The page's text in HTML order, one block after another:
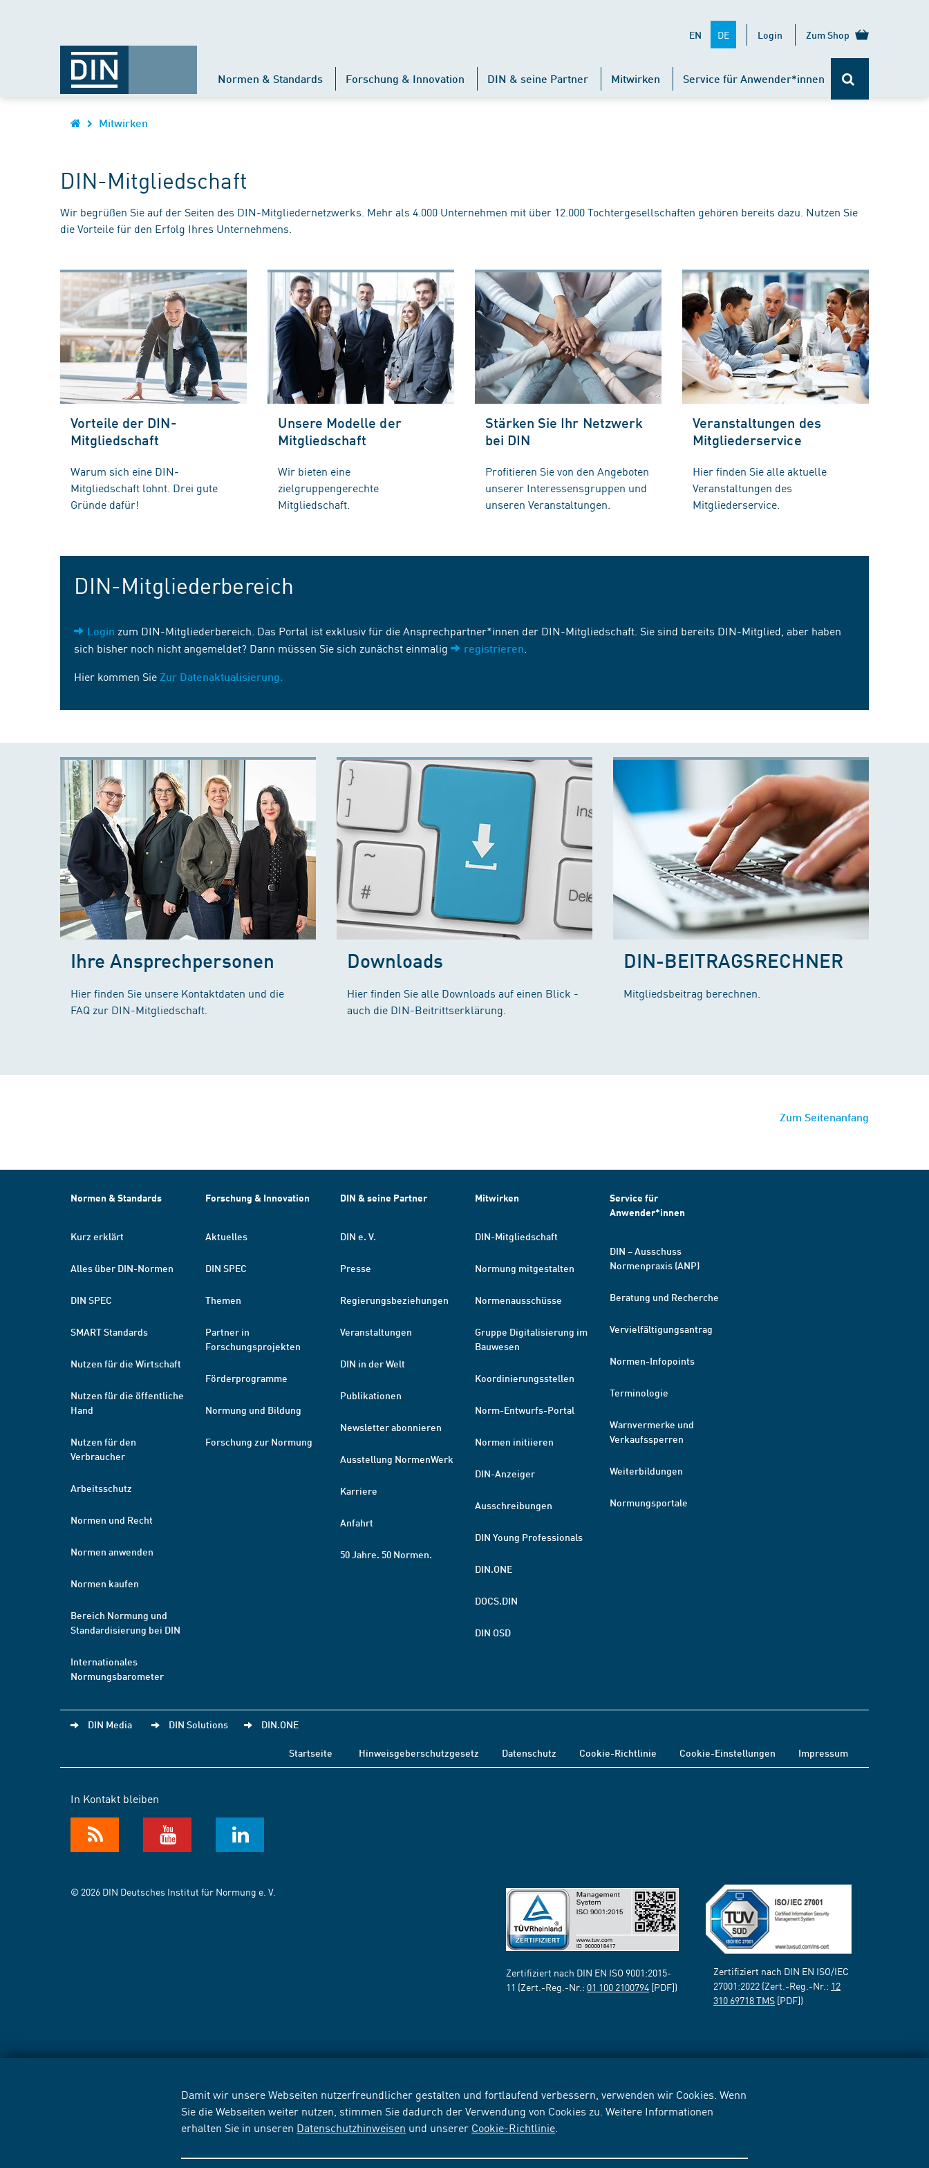
Damit wir unsere Webseiten nutzerfreundlicher gestalten und fortlaufend verbessern, verwenden wir Cookies. Wenn
Sie die Webseiten weiter nutzen, stimmen Sie dadurch der Verwendung von Cookies zu. Weitere Informationen
erhalten Sie in unseren Datenschutzhinweisen und unserer Cookie-Richtlinie
EN DE Login Zum Shop
Normen & Standards Forschung & Innovation DIN & seine Partner Mitwirken Service für Anwender*innen
Mitwirken
DIN-Mitgliedschaft
Wir begrüßen Sie auf der Seiten des DIN-Mitgliedernetzwerks. Mehr als 4.000 Unternehmen mit über 12.000 Tochtergesellschaften gehören bereits dazu. Nutzen Sie
die Vorteile für den Erfolg Ihres Unternehmens.
Vorteile der DIN-
Mitgliedschaft
Warum sich eine DIN-
Mitgliedschaft lohnt. Drei gute
Gründe dafür!
Unsere Modelle der
Mitgliedschaft
Wir bieten eine
zielgruppengerechte
Mitgliedschaft.
Stärken Sie Ihr Netzwerk
bei DIN
Profitieren Sie von den Angeboten
unserer Interessensgruppen und
unseren Veranstaltungen.
Veranstaltungen des
Mitgliederservice
Hier finden Sie alle aktuelle
Veranstaltungen des
Mitgliederservice.
DIN-Mitgliederbereich
Login zum DIN-Mitgliederbereich. Das Portal ist exklusiv für die Ansprechpartner*innen der DIN-Mitgliedschaft. Sie sind bereits DIN-Mitglied, aber haben
sich bisher noch nicht angemeldet? Dann müssen Sie sich zunächst einmalig
registrieren
Hier kommen Sie Zur Datenaktualisierung.
Ihre Ansprechpersonen
Hier finden Sie unsere Kontaktdaten und die
FAQ zur DIN-Mitgliedschaft.
Downloads
Hier finden Sie alle Downloads auf einen Blick -
auch die DIN-Beitrittserklärung.
DIN-BEITRAGSRECHNER
Mitgliedsbeitrag berechnen.
Zum Seitenanfang
Normen & Standards
Kurz erklärt
Alles über DIN-Normen
DIN SPEC
SMART Standards
Nutzen für die Wirtschaft
Nutzen für die öffentliche
Hand
Nutzen für den
Verbraucher
Arbeitsschutz
Normen und Recht
Normen anwenden
Normen kaufen
Bereich Normung und
Standardisierung bei DIN
Internationales
Normungsbarometer
Forschung & Innovation
Aktuelles
DIN SPEC
Themen
Partner in
Forschungsprojekten
Förderprogramme
Normung und Bildung
Forschung zur Normung
DIN & seine Partner
DIN e. V.
Presse
Regierungsbeziehungen
Veranstaltungen
DIN in der Welt
Publikationen
Newsletter abonnieren
Ausstellung NormenWerk
Karriere
Anfahrt
50 Jahre. 50 Normen.
Mitwirken
DIN-Mitgliedschaft
Normung mitgestalten
Normenausschüsse
Gruppe Digitalisierung im
Bauwesen
Koordinierungsstellen
Norm-Entwurfs-Portal
Normen initiieren
DIN-Anzeiger
Ausschreibungen
DIN Young Professionals
DIN.ONE
DOCS.DIN
DIN OSD
Service für
Anwender*innen
DIN – Ausschuss
Normenpraxis (ANP)
Beratung und Recherche
Vervielfältigungsantrag
Normen-Infopoints
Terminologie
Warnvermerke und
Verkaufssperren
Weiterbildungen
Normungsportale
DIN Media DIN Solutions DIN.ONE
Startseite Hinweisgeberschutzgesetz Datenschutz Cookie-Richtlinie Cookie-Einstellungen Impressum
In Kontakt bleiben
© 2026 DIN Deutsches Institut für Normung e. V.
Zertifiziert nach DIN EN ISO 9001:2015-
11 (Zert.-Reg.-Nr.: 01 100 2100794 [PDF])
Zertifiziert nach DIN EN ISO/IEC
27001:2022 (Zert.-Reg.-Nr.: 12
310 69718 TMS [PDF])